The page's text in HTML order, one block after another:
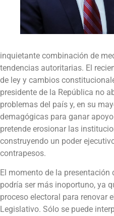
inquietante combinación de
tendencias autoritarias. El
de ley y cambios
presidente de la República no
problemas del país y, en su
demagógicas para ganar
pretende erosionar las
construyendo un poder
contrapesos.
El momento de la
podría ser más inoportuno, ya
proceso electoral para renovar
Legislativo. Sólo se puede